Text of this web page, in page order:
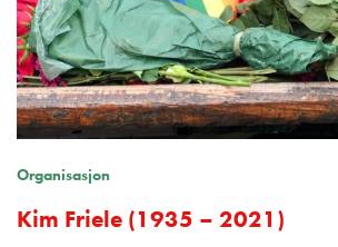
Organisasjon
Kim Friele (1935 – 2021)